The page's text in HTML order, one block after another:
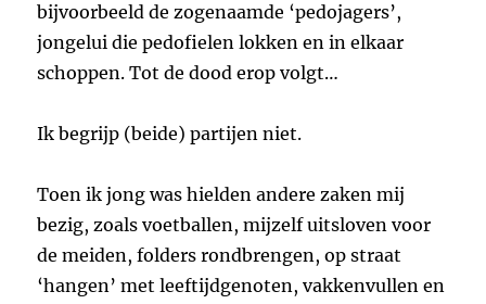
bijvoorbeeld de zogenaamde ‘pedojagers’,
jongelui die pedofielen lokken en in elkaar
schoppen. Tot de dood erop volgt…
Ik begrijp (beide) partijen niet.
Toen ik jong was hielden andere zaken mij
bezig, zoals voetballen, mijzelf uitsloven voor
de meiden, folders rondbrengen, op straat
‘hangen’ met leeftijdgenoten, vakkenvullen en